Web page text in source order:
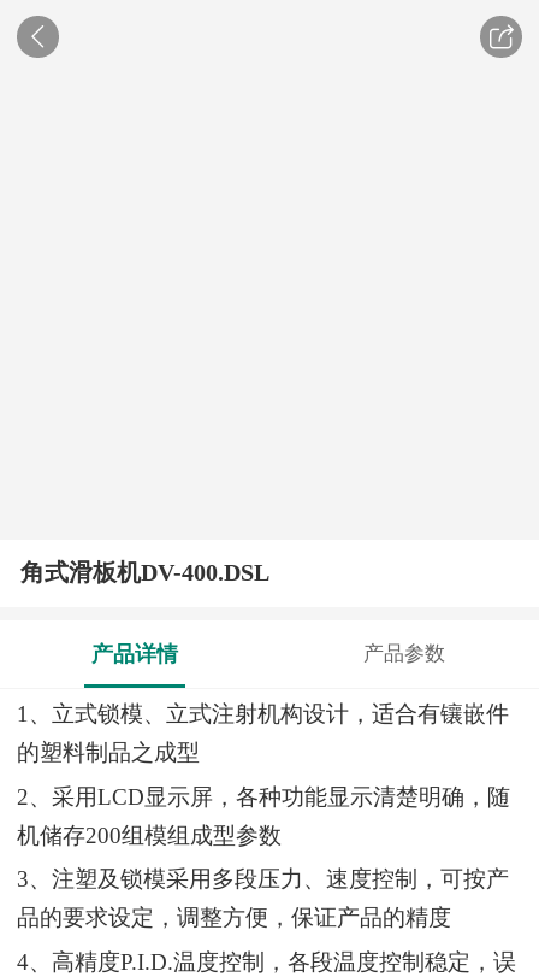
角式滑板机DV-400.DSL
产品详情 产品参数
1 、立式锁模、立式注射机构设计，适合有镶嵌件
的塑料制品之成型
2、采用LCD显示屏，各种功能显示清楚明确，随
机储存200组模组成型参数
3、注塑及锁模采用多段压力、速度控制，可按产
品的要求设定，调整方便，保证产品的精度
4、高精度P.I.D.温度控制，各段温度控制稳定，误